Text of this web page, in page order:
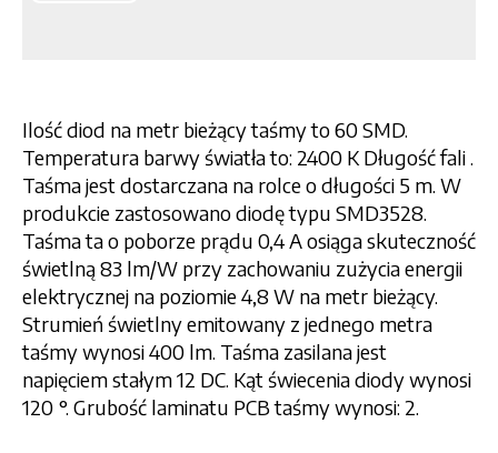
Ilość diod na metr bieżący taśmy to 60 SMD.
Temperatura barwy światła to: 2400 K Długość fali .
Taśma jest dostarczana na rolce o długości 5 m. W
produkcie zastosowano diodę typu SMD3528.
Taśma ta o poborze prądu 0,4 A osiąga skuteczność
świetlną 83 lm/W przy zachowaniu zużycia energii
elektrycznej na poziomie 4,8 W na metr bieżący.
Strumień świetlny emitowany z jednego metra
taśmy wynosi 400 lm. Taśma zasilana jest
napięciem stałym 12 DC. Kąt świecenia diody wynosi
120 °. Grubość laminatu PCB taśmy wynosi: 2.